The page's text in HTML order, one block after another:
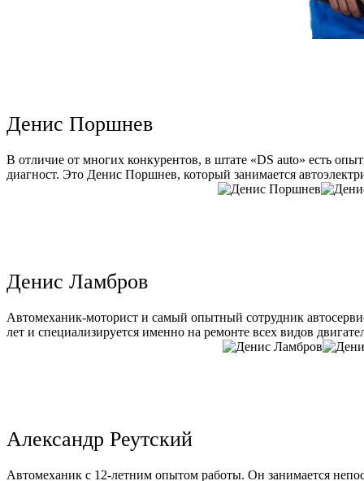
Денис Поршнев
В отличие от многих конкурентов, в штате «DS auto» есть
диагност. Это Денис Поршнев, который занимается
Денис Ламбров
Автомеханик-моторист и самый опытный сотрудник
лет и специализируется именно на ремонте всех видов
Александр Реутский
Автомеханик с 12-летним опытом работы. Он занимается